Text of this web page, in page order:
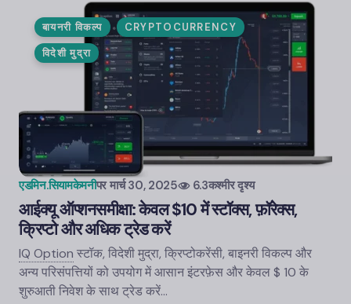
बायनरी विकल्प
CRYPTOCURRENCY
विदेशी मुद्रा
एडमिन.सियामकेमनीपर मार्च 30, 2025 6.3कश्मीर दृश्य
आईक्यू ऑप्शनसमीक्षा: केवल $10 में स्टॉक्स, फ़ॉरेक्स,
क्रिप्टो और अधिक ट्रेड करें
IQ Option स्टॉक, विदेशी मुद्रा, क्रिप्टोकरेंसी, बाइनरी विकल्प और
अन्य परिसंपत्तियों को उपयोग में आसान इंटरफ़ेस और केवल $ 10 के
शुरुआती निवेश के साथ ट्रेड करें…